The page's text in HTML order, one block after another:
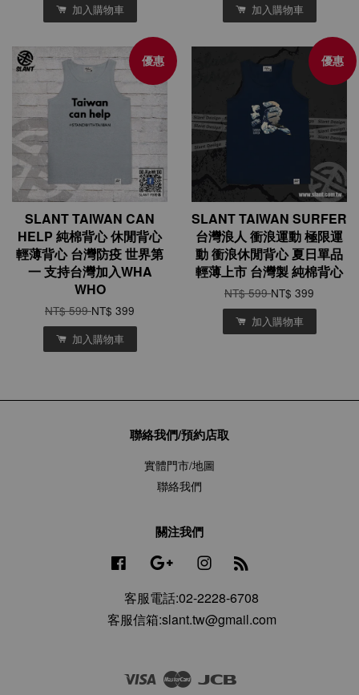
加入購物車 加入購物車
優惠
SLANT TAIWAN CAN
HELP 純棉背心 休閒背心
輕薄背心 台灣防疫 世界第
一 支持台灣加入WHA
WHO
NT$ 599NT$ 399
加入購物車
優惠
SLANT TAIWAN SURFER
台灣浪人 衝浪運動 極限運
動 衝浪休閒背心 夏日單品
輕薄上市 台灣製 純棉背心
NT$ 599NT$ 399
加入購物車
聯絡我們/預約店取
實體門市/地圖
聯絡我們
關注我們
Facebook Google Instagram
客服電話:02-2228-6708
客服信箱:slant.tw@gmail.com
Visa Master